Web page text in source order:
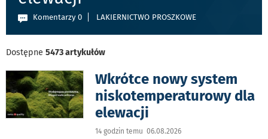
Komentarzy 0 LAKIERNICTWO PROSZKOWE
Dostępne 5473 artykułów
Wkrótce nowy system
niskotemperaturowy dla
elewacji
14 godzin temu 06.08.2026